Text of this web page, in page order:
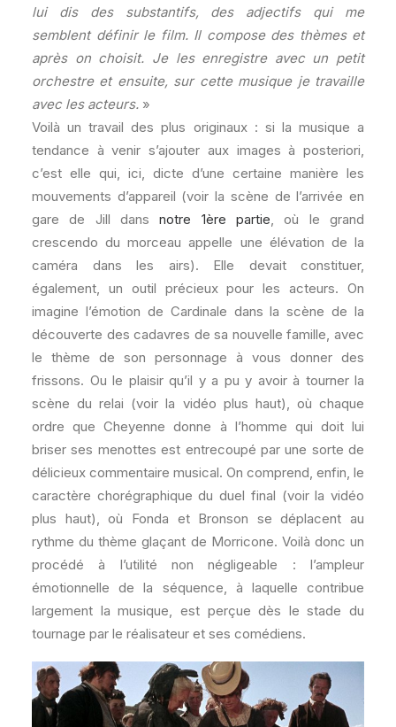
lui dis des substantifs, des adjectifs qui me
semblent définir le film. Il compose des thèmes et
après on choisit. Je les enregistre avec un petit
orchestre et ensuite, sur cette musique je travaille
avec les acteurs. »
Voilà un travail des plus originaux : si la musique a
tendance à venir s’ajouter aux images à posteriori,
c’est elle qui, ici, dicte d’une certaine manière les
mouvements d’appareil (voir la scène de l’arrivée en
gare de Jill dansnotre 1ère partie, où le grand
crescendo du morceau appelle une élévation de la
caméra dans les airs). Elle devait constituer,
également, un outil précieux pour les acteurs. On
imagine l’émotion de Cardinale dans la scène de la
découverte des cadavres de sa nouvelle famille, avec
le thème de son personnage à vous donner des
frissons. Ou le plaisir qu’il y a pu y avoir à tourner la
scène du relai (voir la vidéo plus haut), où chaque
ordre que Cheyenne donne à l’homme qui doit lui
briser ses menottes est entrecoupé par une sorte de
délicieux commentaire musical. On comprend, enfin, le
caractère chorégraphique du duel final (voir la vidéo
plus haut), où Fonda et Bronson se déplacent au
rythme du thème glaçant de Morricone. Voilà donc un
procédé à l’utilité non négligeable : l’ampleur
émotionnelle de la séquence, à laquelle contribue
largement la musique, est perçue dès le stade du
tournage par le réalisateur et ses comédiens.